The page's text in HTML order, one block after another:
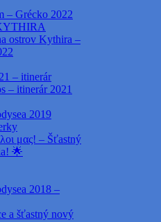
– Grécko 2022
ostrov Kythira –
– itinerár
– itinerár 2021
2019
μας! – Šťastný
🌟
2018 –
a šťastný nový